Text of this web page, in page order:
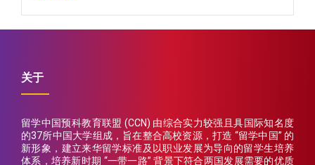
关于
留学中国预科教育联盟 (CCN) 由综合实力较强且具国际知名度
的37所中国大学组成，旨在整合高校资源，打造 “留学中国” 的
新形象，建立来华留学标准及以职业发展为导向的留学生培养
体系，培养新时期 “一带一路” 背景下符合两国发展需要的优质